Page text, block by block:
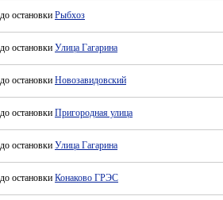
до остановки Рыбхоз
до остановки Улица Гагарина
до остановки Новозавидовский
до остановки Пригородная улица
до остановки Улица Гагарина
до остановки Конаково ГРЭС